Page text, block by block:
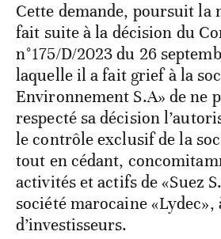
Cette demande, poursuit la
fait suite à la décision du
n°175/D/2023 du 26
laquelle il a fait grief à la
Environnement S.A» de ne
respecté sa décision
le contrôle exclusif de la
tout en cédant,
activités et actifs de «Suez
société marocaine
d’investisseurs.